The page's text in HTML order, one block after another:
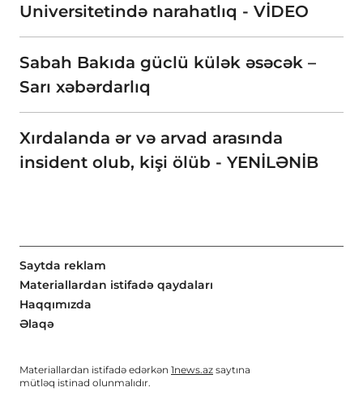
Universitetində narahatlıq - VİDEO
Sabah Bakıda güclü külək əsəcək –
Sarı xəbərdarlıq
Xırdalanda ər və arvad arasında
insident olub, kişi ölüb - YENİLƏNİB
Saytda reklam
Materiallardan istifadə qaydaları
Haqqımızda
Əlaqə
Materiallardan istifadə edərkən 1news.az saytına
mütləq istinad olunmalıdır.